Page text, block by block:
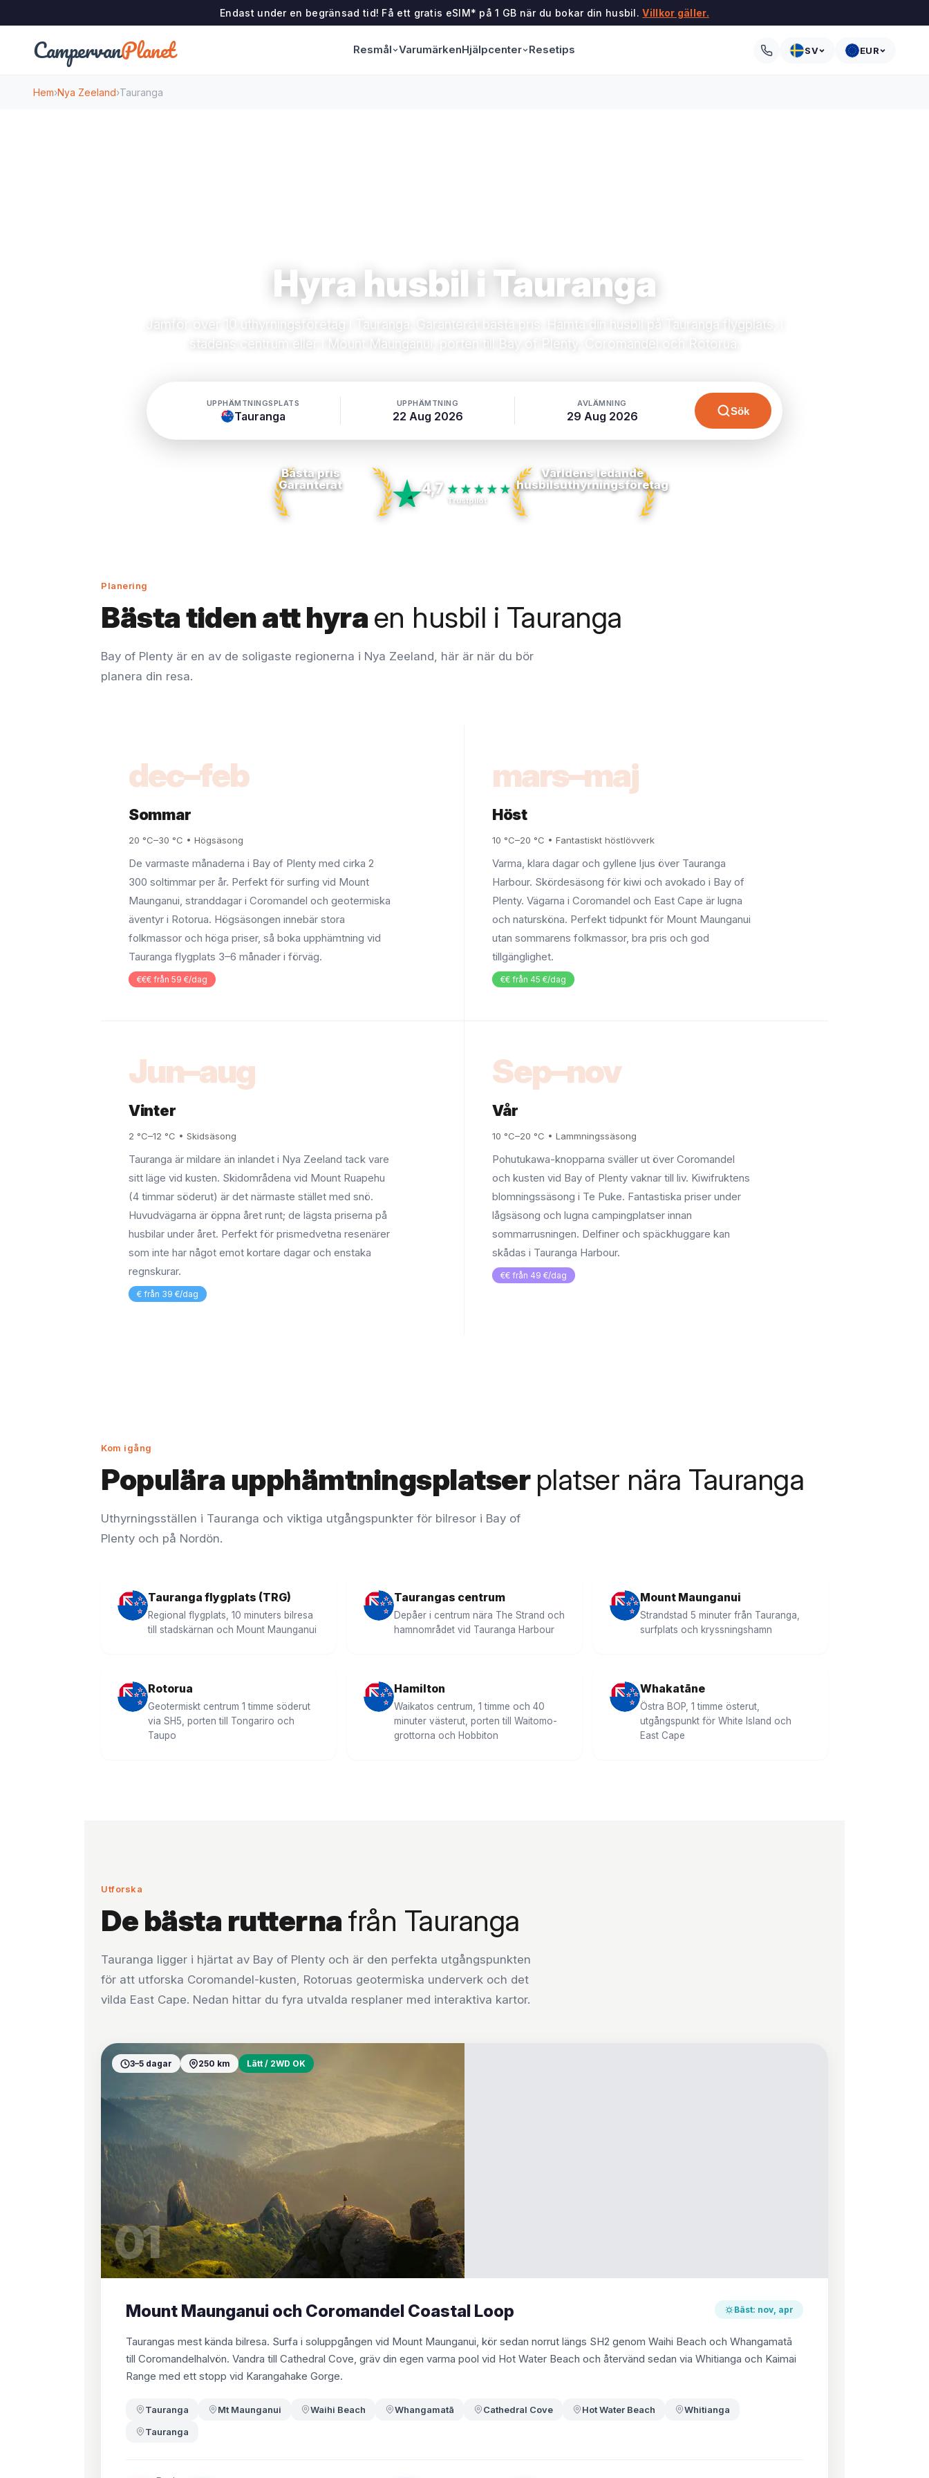
Endast under en begränsad tid! Få ett gratis eSIM* på 1 GB när du bokar din husbil.Villkor gäller.
CampervanPlanet Resmål VarumärkenHjälpcenter Resetips SV EUR
Hem›Nya Zeeland›Tauranga
Hyra husbil i Tauranga
Jämför över 10 uthyrningsföretag i Tauranga. Garanterat bästa pris. Hämta din husbil på Tauranga flygplats, i
stadens centrum eller i Mount Maunganui, porten till Bay of Plenty, Coromandel och Rotorua.
UPPHÄMTNINGSPLATS
Tauranga
UPPHÄMTNING
22 Aug 2026
AVLÄMNING
29 Aug 2026 Sök
Bästa pris
Garanterat
4,7 ★★★★★
Trustpilot
Världens ledande
husbilsuthyrningsföretag
Planering
Bästa tiden att hyraen husbil i Tauranga
Bay of Plenty är en av de soligaste regionerna i Nya Zeeland, här är när du bör
planera din resa.
dec–feb
Sommar
20 °C–30 °C • Högsäsong
De varmaste månaderna i Bay of Plenty med cirka 2
300 soltimmar per år. Perfekt för surfing vid Mount
Maunganui, stranddagar i Coromandel och geotermiska
äventyr i Rotorua. Högsäsongen innebär stora
folkmassor och höga priser, så boka upphämtning vid
Tauranga flygplats 3–6 månader i förväg.
€€€ från 59 €/dag
mars–maj
Höst
10 °C–20 °C • Fantastiskt höstlövverk
Varma, klara dagar och gyllene ljus över Tauranga
Harbour. Skördesäsong för kiwi och avokado i Bay of
Plenty. Vägarna i Coromandel och East Cape är lugna
och natursköna. Perfekt tidpunkt för Mount Maunganui
utan sommarens folkmassor, bra pris och god
tillgänglighet.
€€ från 45 €/dag
Jun–aug
Vinter
2 °C–12 °C • Skidsäsong
Tauranga är mildare än inlandet i Nya Zeeland tack vare
sitt läge vid kusten. Skidområdena vid Mount Ruapehu
(4 timmar söderut) är det närmaste stället med snö.
Huvudvägarna är öppna året runt; de lägsta priserna på
husbilar under året. Perfekt för prismedvetna resenärer
som inte har något emot kortare dagar och enstaka
regnskurar.
€ från 39 €/dag
Sep–nov
Vår
10 °C–20 °C • Lammningssäsong
Pohutukawa-knopparna sväller ut över Coromandel
och kusten vid Bay of Plenty vaknar till liv. Kiwifruktens
blomningssäsong i Te Puke. Fantastiska priser under
lågsäsong och lugna campingplatser innan
sommarrusningen. Delfiner och späckhuggare kan
skådas i Tauranga Harbour.
€€ från 49 €/dag
Kom igång
Populära upphämtningsplatser platser nära Tauranga
Uthyrningsställen i Tauranga och viktiga utgångspunkter för bilresor i Bay of
Plenty och på Nordön.
Tauranga flygplats (TRG)
Regional flygplats, 10 minuters bilresa
till stadskärnan och Mount Maunganui
Taurangas centrum
Depåer i centrum nära The Strand och
hamnområdet vid Tauranga Harbour
Mount Maunganui
Strandstad 5 minuter från Tauranga,
surfplats och kryssningshamn
Rotorua
Geotermiskt centrum 1 timme söderut
via SH5, porten till Tongariro och
Taupo
Hamilton
Waikatos centrum, 1 timme och 40
minuter västerut, porten till Waitomo-
grottorna och Hobbiton
Whakatāne
Östra BOP, 1 timme österut,
utgångspunkt för White Island och
East Cape
Utforska
De bästa rutternafrån Tauranga
Tauranga ligger i hjärtat av Bay of Plenty och är den perfekta utgångspunkten
för att utforska Coromandel-kusten, Rotoruas geotermiska underverk och det
vilda East Cape. Nedan hittar du fyra utvalda resplaner med interaktiva kartor.
3–5 dagar 250 km Lätt / 2WD OK
01
Mount Maunganui och Coromandel Coastal Loop Bäst: nov, apr
Taurangas mest kända bilresa. Surfa i soluppgången vid Mount Maunganui, kör sedan norrut längs SH2 genom Waihi Beach och Whangamatā
till Coromandelhalvön. Vandra till Cathedral Cove, gräv din egen varma pool vid Hot Water Beach och återvänd sedan via Whitianga och Kaimai
Range med ett stopp vid Karangahake Gorge.
Tauranga Mt Maunganui Waihi Beach Whangamatā Cathedral Cove Hot Water Beach
Whitianga
Tauranga